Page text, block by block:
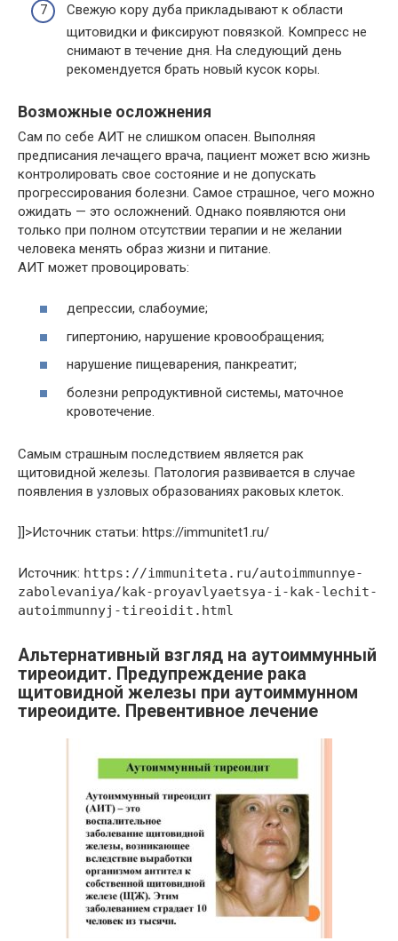
Свежую кору дуба прикладывают к области
щитовидки и фиксируют повязкой. Компресс не
снимают в течение дня. На следующий день
рекомендуется брать новый кусок коры.
Возможные осложнения
Сам по себе АИТ не слишком опасен. Выполняя
предписания лечащего врача, пациент может всю жизнь
контролировать свое состояние и не допускать
прогрессирования болезни. Самое страшное, чего можно
ожидать — это осложнений. Однако появляются они
только при полном отсутствии терапии и не желании
человека менять образ жизни и питание.
АИТ может провоцировать:
депрессии, слабоумие;
гипертонию, нарушение кровообращения;
нарушение пищеварения, панкреатит;
болезни репродуктивной системы, маточное
кровотечение.
Самым страшным последствием является рак
щитовидной железы. Патология развивается в случае
появления в узловых образованиях раковых клеток.
]]>Источник статьи: https://immunitet1.ru/
Источник: https://immuniteta.ru/autoimmunnye-
zabolevaniya/kak-proyavlyaetsya-i-kak-lechit-
autoimmunnyj-tireoidit.html
Альтернативный взгляд на аутоиммунный
тиреоидит. Предупреждение рака
щитовидной железы при аутоиммунном
тиреоидите. Превентивное лечение